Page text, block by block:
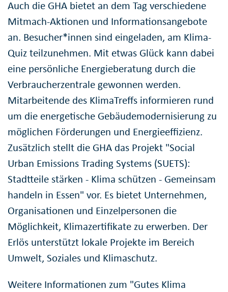
Auch die GHA bietet an dem Tag verschiedene
Mitmach-Aktionen und Informationsangebote
an. Besucher*innen sind eingeladen, am Klima-
Quiz teilzunehmen. Mit etwas Glück kann dabei
eine persönliche Energieberatung durch die
Verbraucherzentrale gewonnen werden.
Mitarbeitende des KlimaTreffs informieren rund
um die energetische Gebäudemodernisierung zu
möglichen Förderungen und Energieeffizienz.
Zusätzlich stellt die GHA das Projekt "Social
Urban Emissions Trading Systems (SUETS):
Stadtteile stärken - Klima schützen - Gemeinsam
handeln in Essen" vor. Es bietet Unternehmen,
Organisationen und Einzelpersonen die
Möglichkeit, Klimazertifikate zu erwerben. Der
Erlös unterstützt lokale Projekte im Bereich
Umwelt, Soziales und Klimaschutz.
Weitere Informationen zum "Gutes Klima